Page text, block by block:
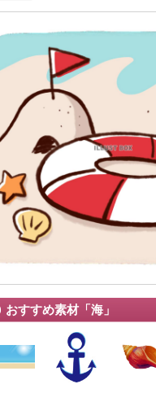
おすすめ素材「海」